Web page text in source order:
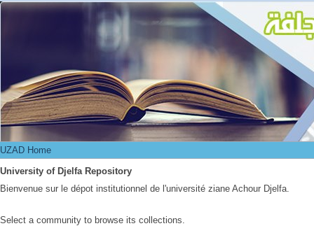
UZAD Home
UZAD Home
University of Djelfa Repository
Bienvenue sur le dépot institutionnel de l'université ziane Achour Djelfa.
Select a community to browse its collections.